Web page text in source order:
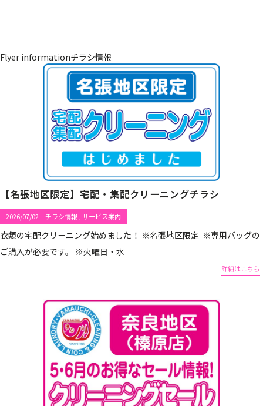
Flyer informationチラシ情報
【名張地区限定】宅配・集配クリーニングチラシ
2026/07/02 ｜ チラシ情報 サービス案内
衣類の宅配クリーニング始めました！ ※名張地区限定 ※専用バッグの
ご購入が必要です。 ※火曜日・水
詳細はこちら